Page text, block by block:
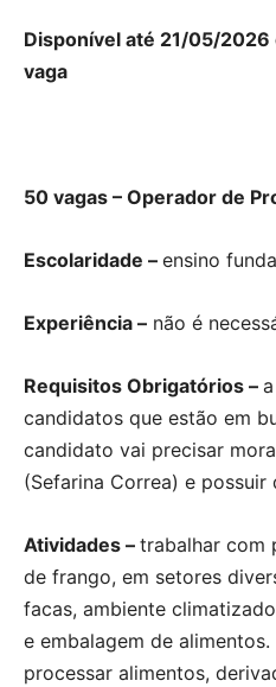
Disponível até 21/05/
vaga
50 vagas – Operador de
Escolaridade – ensino
Experiência – não é
Requisitos Obrigatórios –
candidatos que estão em
candidato vai precisar
(Sefarina Correa) e
Atividades – trabalhar com
de frango, em setores
facas, ambiente
e embalagem de alimentos.
processar alimentos,